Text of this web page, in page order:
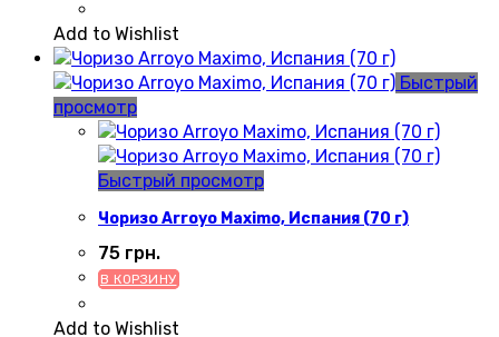
Add to Wishlist
Быстрый
просмотр
Быстрый просмотр
Чоризо Arroyo Maximo, Испания (70 г)
75 грн.
В КОРЗИНУ
Add to Wishlist